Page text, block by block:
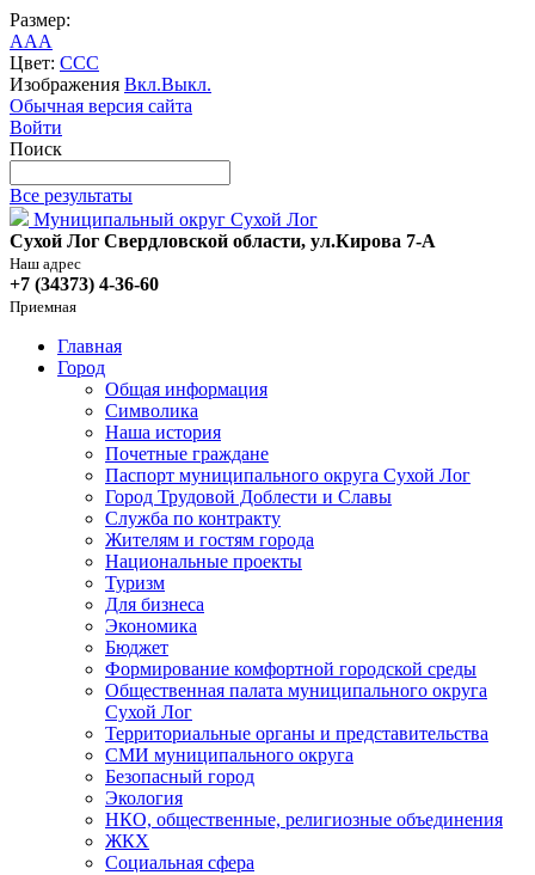
Размер:
AAA
Цвет: CCC
Изображения Вкл.Выкл.
Обычная версия сайта
Войти
Поиск
Все результаты
Муниципальный округ Сухой Лог
Сухой Лог Свердловской области, ул.Кирова 7-А
Наш адрес
+7 (34373) 4-36-60
Приемная
Главная
Город
Общая информация
Символика
Наша история
Почетные граждане
Паспорт муниципального округа Сухой Лог
Город Трудовой Доблести и Славы
Служба по контракту
Жителям и гостям города
Национальные проекты
Туризм
Для бизнеса
Экономика
Бюджет
Формирование комфортной городской среды
Общественная палата муниципального округа
Сухой Лог
Территориальные органы и представительства
СМИ муниципального округа
Безопасный город
Экология
НКО, общественные, религиозные объединения
ЖКХ
Социальная сфера